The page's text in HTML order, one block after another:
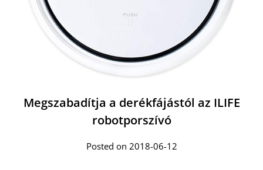
Megszabadítja a derékfájástól az ILIFE
robotporszívó
Posted on 2018-06-12